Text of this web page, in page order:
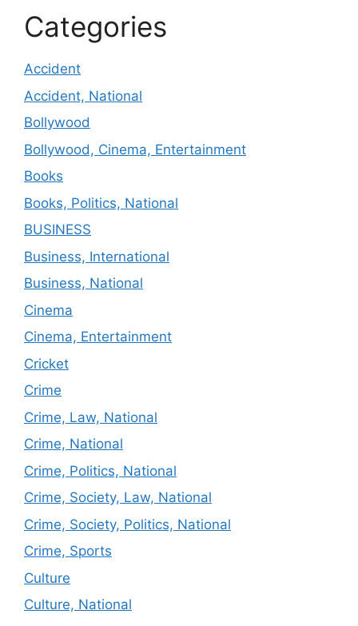
Categories
Accident
Accident, National
Bollywood
Bollywood, Cinema, Entertainment
Books
Books, Politics, National
BUSINESS
Business, International
Business, National
Cinema
Cinema, Entertainment
Cricket
Crime
Crime, Law, National
Crime, National
Crime, Politics, National
Crime, Society, Law, National
Crime, Society, Politics, National
Crime, Sports
Culture
Culture, National